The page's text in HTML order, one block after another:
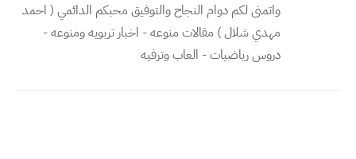
واتمنى لكم دوام النجاح والتوفيق محبكم الدائمي ( احمد
مهدي شلال ) مقالات منوعه - اخبار تربويه ومنوعه -
دروس رياضيات - العاب وترفيه